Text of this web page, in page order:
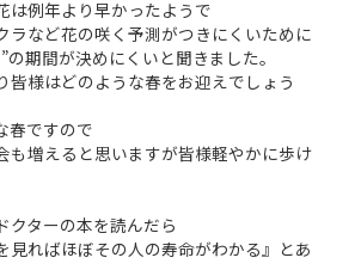
は例年より早かったようで
ラなど花の咲く予測がつきにくいために
の期間が決めにくいと聞きました。
皆様はどのような春をお迎えでしょう
春ですので
も増えると思いますが皆様軽やかに歩け
クターの本を読んだら
見ればほぼその人の寿命がわかる』とあ